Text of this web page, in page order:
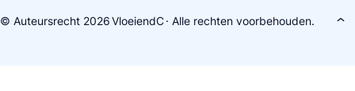
© Auteursrecht 2026VloeiendC· Alle rechten voorbehouden.